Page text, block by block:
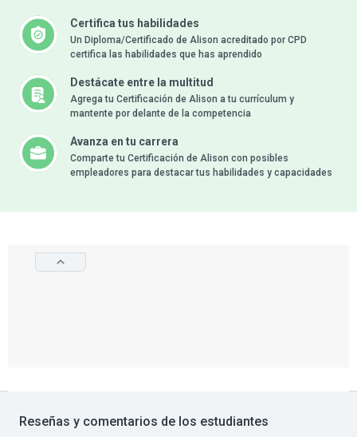
Certifica tus habilidades
Un Diploma/Certificado de Alison acreditado por CPD
certifica las habilidades que has aprendido
Destácate entre la multitud
Agrega tu Certificación de Alison a tu currículum y
mantente por delante de la competencia
Avanza en tu carrera
Comparte tu Certificación de Alison con posibles
empleadores para destacar tus habilidades y capacidades
Reseñas y comentarios de los estudiantes